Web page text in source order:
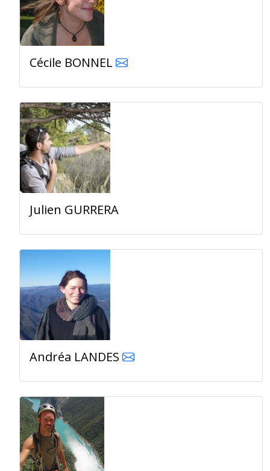
Cécile BONNEL
Julien GURRERA
Andréa LANDES